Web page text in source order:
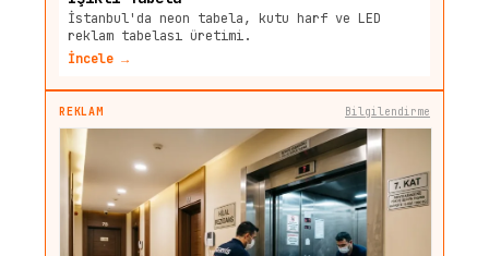
İstanbul'da neon tabela, kutu harf ve LED
reklam tabelası üretimi.
İncele →
REKLAM Bilgilendirme